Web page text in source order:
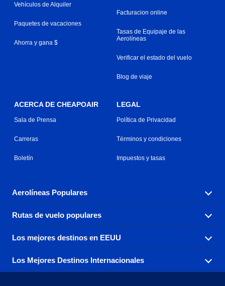
Vehículos de Alquiler
Paquetes de vacaciones
Ahorra y gana $
Facturacion online
Tasas de Equipaje de las
Aerolíneas
Verificar el estado del vuelo
Blog de viaje
ACERCA DE CHEAPOAIR
Sala de Prensa
Carreras
Boletín
LEGAL
Política de Privacidad
Términos y condiciones
Impuestos y tasas
Aerolíneas Populares
Explora nuestras opciones de tarifas aéreas baratas por
aerolínea, con más de 500 opciones para elegir.
Aeromexico
Air France Alaska Airlines
Rutas de vuelo populares
Reserva una de nuestras rutas de vuelo más populares
con tres sencillos clics.
Los mejores destinos en EEUU
Encuentra boletos de avión baratos a destinos
populares de los EEUU de costa a costa.
Los Mejores Destinos Internacionales